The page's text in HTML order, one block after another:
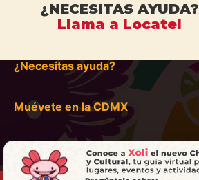
¿NECESITAS AYUDA?
Llama a Locatel
¿Necesitas ayuda?
Muévete en la CDMX